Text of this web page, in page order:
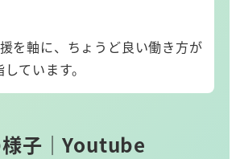
を軸に、ちょうど良い働き方が
ています。
子｜Youtube